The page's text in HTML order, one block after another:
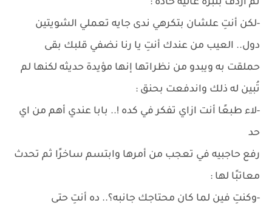
ثم أردف بنبرة عالية حادة :
-لكن أنتِ علشان بتكرهي ندى جايه تعملي الشويتين
دول.. العيب من عندك أنتِ يا رنا نضفي قلبك بقى
حملقت به ويبدو من نظراتها إنها مؤيدة حديثه لكنها لم
تُبين له ذلك واندفعت بحنق :
-لاء طبعًا أنت ازاي تفكر في كده !.. بابا عندي أهم من اي
حد
رفع حاجبيه في تعجب من أمرها وابتسم ساخرًا ثم تحدث
معاتبًا لها :
-وكنتِ فين لما كان محتاجك جانبه؟.. ده أنتِ حتى